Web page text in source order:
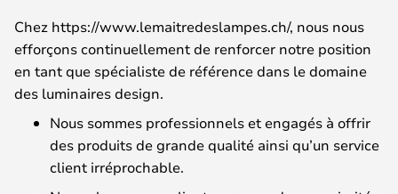
Chez https://www.lemaitredeslampes.ch/, nous nous
efforçons continuellement de renforcer notre position
en tant que spécialiste de référence dans le domaine
des luminaires design.
Nous sommes professionnels et engagés à offrir
des produits de grande qualité ainsi qu’un service
client irréprochable.